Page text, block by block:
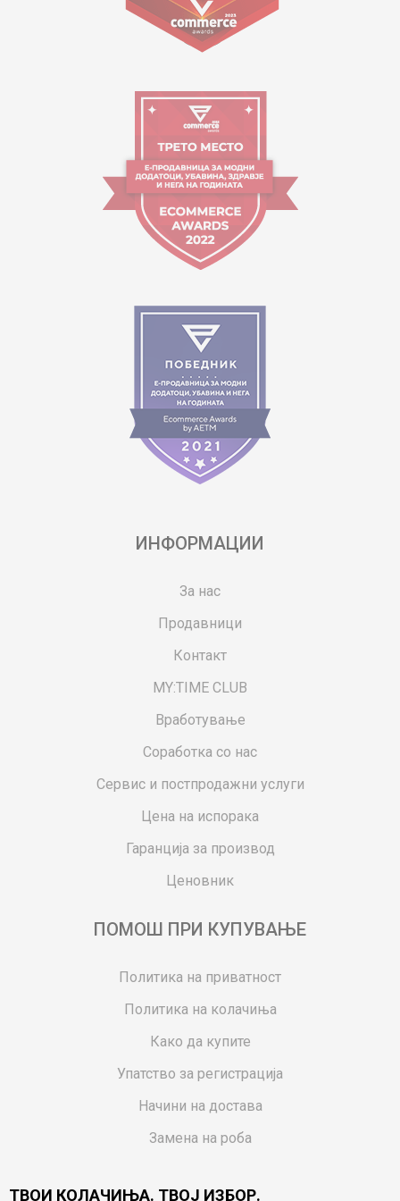
ИНФОРМАЦИИ
За нас
Продавници
Контакт
MY:TIME CLUB
Вработување
Соработка со нас
Сервис и постпродажни услуги
Цена на испорака
Гаранција за производ
Ценовник
ПОМОШ ПРИ КУПУВАЊЕ
Политика на приватност
Политика на колачиња
Како да купите
Упатство за регистрација
Начини на достава
Замена на роба
ТВОИ КОЛАЧИЊА. ТВОЈ ИЗБОР.